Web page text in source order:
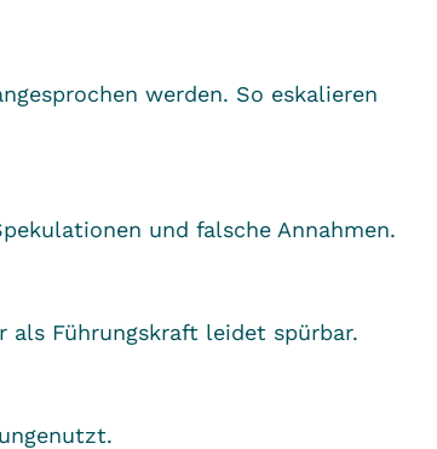
werden. So eskalieren
und falsche Annahmen.
als Führungskraft leidet spürbar.